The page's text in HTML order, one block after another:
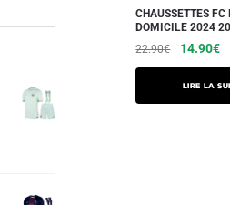
CHAUSSETTES FC
DOMICILE 2024
22.90€
Le
prix
initial
était :
14.90€Le
Lire la